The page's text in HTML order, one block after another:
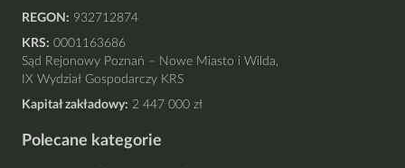
REGON: 932712874
KRS: 0001163686
Sąd Rejonowy Poznań – Nowe Miasto i Wilda,
IX Wydział Gospodarczy KRS
Kapitał zakładowy: 2 447 000 zł
Polecane kategorie